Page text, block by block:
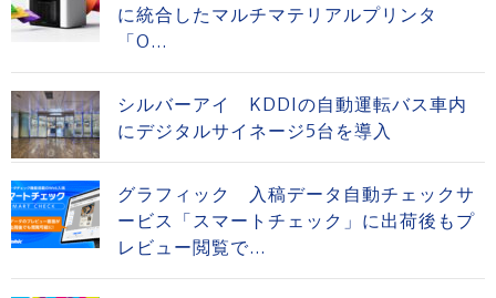
に統合したマルチマテリアルプリンタ
「O...
シルバーアイ KDDIの自動運転バス車内
にデジタルサイネージ5台を導入
グラフィック 入稿データ自動チェックサ
ービス「スマートチェック」に出荷後もプ
レビュー閲覧で...